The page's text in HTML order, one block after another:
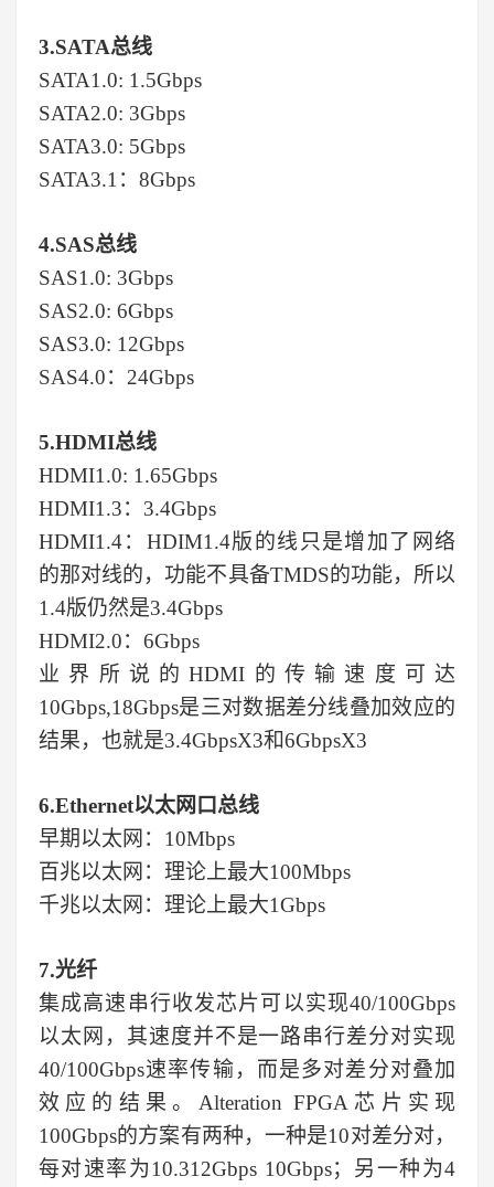
3.SATA总线
SATA1.0: 1.5Gbps
SATA2.0: 3Gbps
SATA3.0: 5Gbps
SATA3.1：8Gbps
4.SAS总线
SAS1.0: 3Gbps
SAS2.0: 6Gbps
SAS3.0: 12Gbps
SAS4.0：24Gbps
5.HDMI总线
HDMI1.0: 1.65Gbps
HDMI1.3：3.4Gbps
HDMI1.4： HDIM1.4版的线只是增加了网络
的那对线的，功能不具备TMDS的功能，所以
1.4版仍然是3.4Gbps
HDMI2.0：6Gbps
业界所说的HDMI的传输速度可达
10Gbps,18Gbps是三对数据差分线叠加效应的
结果，也就是3.4GbpsX3和6GbpsX3
6.Ethernet以太网口总线
早期以太网：10Mbps
百兆以太网：理论上最大100Mbps
千兆以太网：理论上最大1Gbps
7.光纤
集成高速串行收发芯片可以实现40/100Gbps
以太网，其速度并不是一路串行差分对实现
40/100Gbps速率传输，而是多对差分对叠加
效应的结果。Alteration FPGA芯片实现
100Gbps的方案有两种，一种是10对差分对，
每对速率为10.312Gbps 10Gbps；另一种为4